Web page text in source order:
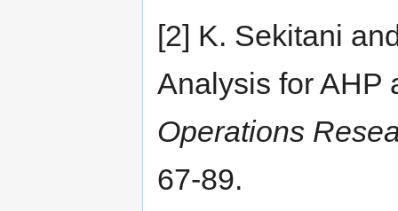
[2] K. Sekitani
Analysis for AHP
Operations
67-89.